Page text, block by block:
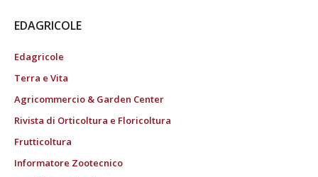
EDAGRICOLE
Edagricole
Terra e Vita
Agricommercio & Garden Center
Rivista di Orticoltura e Floricoltura
Frutticoltura
Informatore Zootecnico